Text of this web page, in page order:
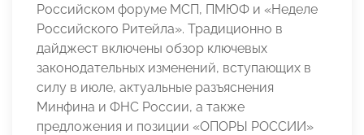
Российском форуме МСП, ПМЮФ и «Неделе
Российского Ритейла». Традиционно в
дайджест включены обзор ключевых
законодательных изменений, вступающих в
силу в июле, актуальные разъяснения
Минфина и ФНС России, а также
предложения и позиции «ОПОРЫ РОССИИ»